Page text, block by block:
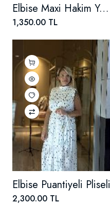
Elbise Maxi Hakim Yaka
1,350.00 TL
Elbise Puantiyeli Pliseli
2,300.00 TL